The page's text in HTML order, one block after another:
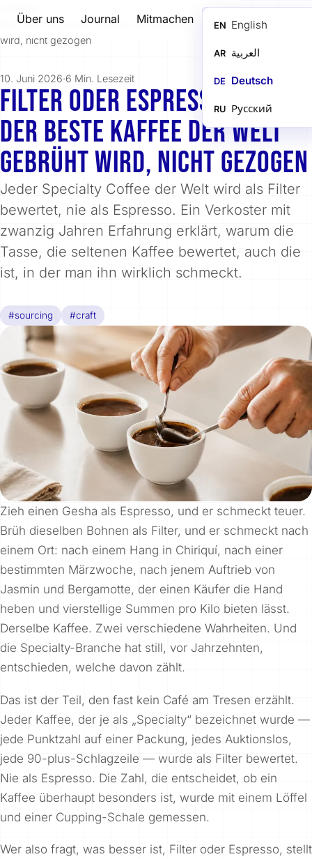
Über uns Journal Mitmachen
EN English
AR العربية
DE Deutsch
RU Русский
Filter oder Espresso: Warum der beste Kaffee der Welt gebrüht
wird, nicht gezogen
10. Juni 2026·6 Min. Lesezeit
FILTER ODER ESPRESSO: WARUM
DER BESTE KAFFEE DER WELT
GEBRÜHT WIRD, NICHT GEZOGEN
Jeder Specialty Coffee der Welt wird als Filter
bewertet, nie als Espresso. Ein Verkoster mit
zwanzig Jahren Erfahrung erklärt, warum die
Tasse, die seltenen Kaffee bewertet, auch die
ist, in der man ihn wirklich schmeckt.
#sourcing #craft
Zieh einen Gesha als Espresso, und er schmeckt teuer.
Brüh dieselben Bohnen als Filter, und er schmeckt nach
einem Ort: nach einem Hang in Chiriquí, nach einer
bestimmten Märzwoche, nach jenem Auftrieb von
Jasmin und Bergamotte, der einen Käufer die Hand
heben und vierstellige Summen pro Kilo bieten lässt.
Derselbe Kaffee. Zwei verschiedene Wahrheiten. Und
die Specialty-Branche hat still, vor Jahrzehnten,
entschieden, welche davon zählt.
Das ist der Teil, den fast kein Café am Tresen erzählt.
Jeder Kaffee, der je als „Specialty“ bezeichnet wurde —
jede Punktzahl auf einer Packung, jedes Auktionslos,
jede 90-plus-Schlagzeile — wurde als Filter bewertet.
Nie als Espresso. Die Zahl, die entscheidet, ob ein
Kaffee überhaupt besonders ist, wurde mit einem Löffel
und einer Cupping-Schale gemessen.
Wer also fragt, was besser ist, Filter oder Espresso, stellt